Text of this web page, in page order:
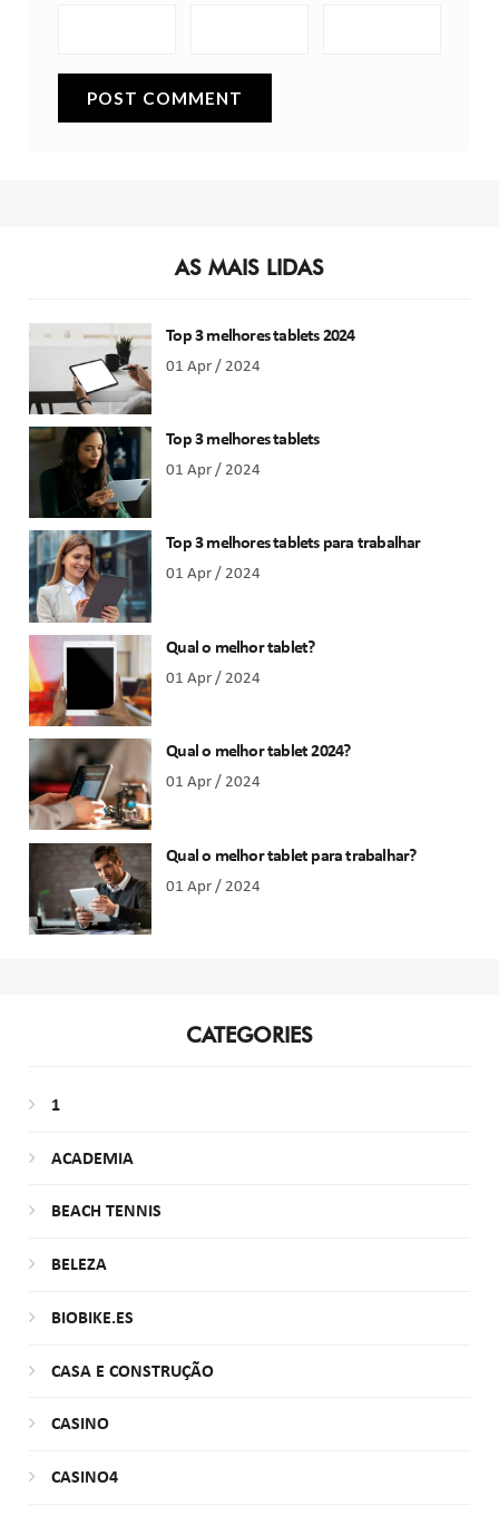
AS MAIS LIDAS
Top 3 melhores tablets 2024
01 Apr / 2024
Top 3 melhores tablets
01 Apr / 2024
Top 3 melhores tablets para trabalhar
01 Apr / 2024
Qual o melhor tablet?
01 Apr / 2024
Qual o melhor tablet 2024?
01 Apr / 2024
Qual o melhor tablet para trabalhar?
01 Apr / 2024
CATEGORIES
1
ACADEMIA
BEACH TENNIS
BELEZA
BIOBIKE.ES
CASA E CONSTRUÇÃO
CASINO
CASINO4